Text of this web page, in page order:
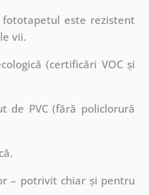
este rezistent
vii.
(certificări VOC și
de PVC (fără policlorură
– potrivit chiar și pentru